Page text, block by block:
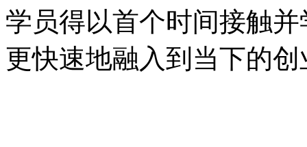
学员得以首个时间接触
更快速地融入到当下的